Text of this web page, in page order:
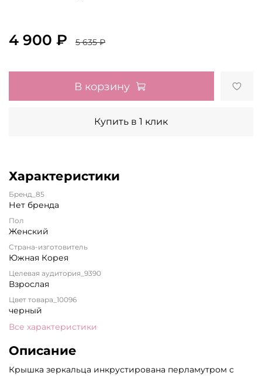
4 900 ₽ 5 635 ₽
В корзину
Купить в 1 клик
Характеристики
Бренд_85
Нет бренда
Пол
Женский
Страна-изготовитель
Южная Корея
Целевая аудитория_9390
Взрослая
Цвет товара_10096
черный
Все характеристики
Описание
Крышка зеркальца инкрустирована перламутром с